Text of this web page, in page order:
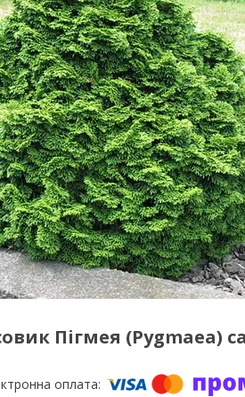
Пігмея (Pygmaea)